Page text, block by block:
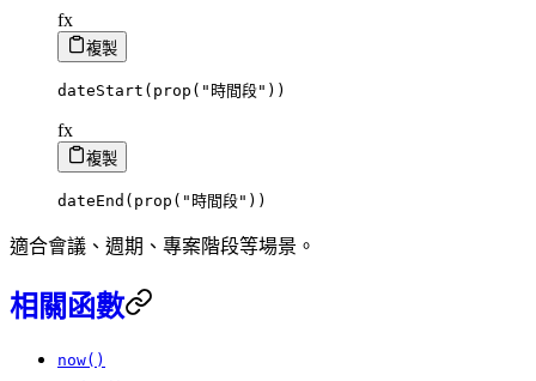
fx
複製
dateStart ( prop ( "時間段" ) )
fx
複製
dateEnd ( prop ( "時間段" ) )
適合會議、週期、專案階段等場景。
相關函數
now()